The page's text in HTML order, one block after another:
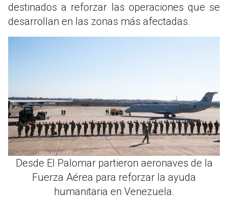
destinados a reforzar las operaciones que se
desarrollan en las zonas más afectadas.
Desde El Palomar partieron aeronaves de la
Fuerza Aérea para reforzar la ayuda
humanitaria en Venezuela.